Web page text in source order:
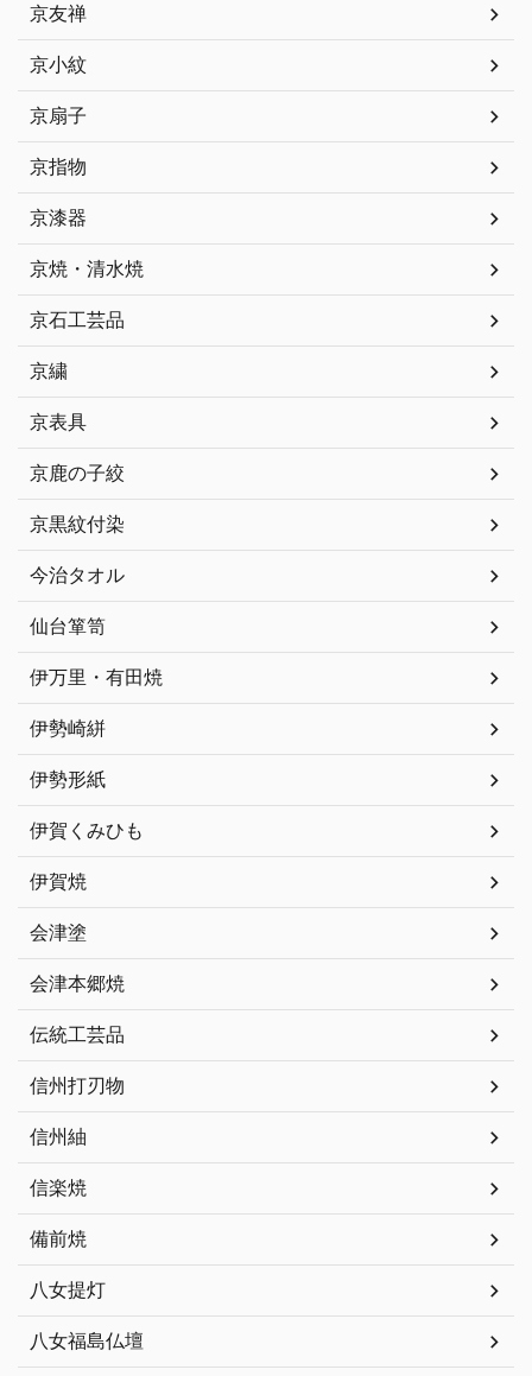
京友禅
京小紋
京扇子
京指物
京漆器
京焼・清水焼
京石工芸品
京繍
京表具
京鹿の子絞
京黒紋付染
今治タオル
仙台箪笥
伊万里・有田焼
伊勢崎絣
伊勢形紙
伊賀くみひも
伊賀焼
会津塗
会津本郷焼
伝統工芸品
信州打刃物
信州紬
信楽焼
備前焼
八女提灯
八女福島仏壇